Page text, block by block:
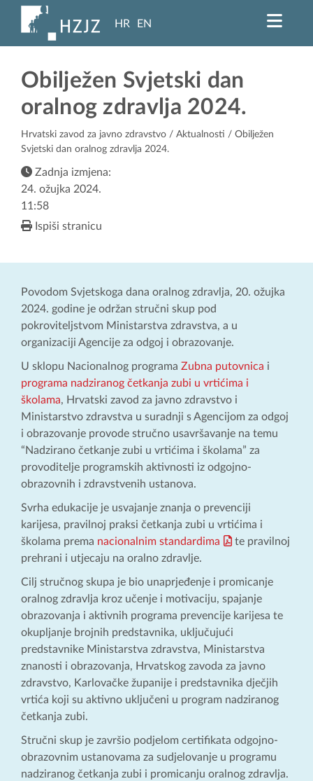
HR EN
Obilježen Svjetski dan
oralnog zdravlja 2024.
Hrvatski zavod za javno zdravstvo / Aktualnosti / Obilježen
Svjetski dan oralnog zdravlja 2024.
Zadnja izmjena:
24. ožujka 2024.
11:58
Ispiši stranicu
Povodom Svjetskoga dana oralnog zdravlja, 20. ožujka
2024. godine je održan stručni skup pod
pokroviteljstvom Ministarstva zdravstva, a u
organizaciji Agencije za odgoj i obrazovanje.
U sklopu Nacionalnog programa Zubna putovnica i
programa nadziranog četkanja zubi u vrtićima i
školama, Hrvatski zavod za javno zdravstvo i
Ministarstvo zdravstva u suradnji s Agencijom za odgoj
i obrazovanje provode stručno usavršavanje na temu
“Nadzirano četkanje zubi u vrtićima i školama” za
provoditelje programskih aktivnosti iz odgojno-
obrazovnih i zdravstvenih ustanova.
Svrha edukacije je usvajanje znanja o prevenciji
karijesa, pravilnoj praksi četkanja zubi u vrtićima i
školama prema nacionalnim standardima
te pravilnoj
prehrani i utjecaju na oralno zdravlje.
Cilj stručnog skupa je bio unaprjeđenje i promicanje
oralnog zdravlja kroz učenje i motivaciju, spajanje
obrazovanja i aktivnih programa prevencije karijesa te
okupljanje brojnih predstavnika, uključujući
predstavnike Ministarstva zdravstva, Ministarstva
znanosti i obrazovanja, Hrvatskog zavoda za javno
zdravstvo, Karlovačke županije i predstavnika dječjih
vrtića koji su aktivno uključeni u program nadziranog
četkanja zubi.
Stručni skup je završio podjelom certifikata odgojno-
obrazovnim ustanovama za sudjelovanje u programu
nadziranog četkanja zubi i promicanju oralnog zdravlja.